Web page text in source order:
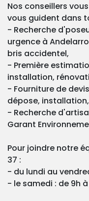
Nos conseillers
vous guident dans
- Recherche
urgence à
bris accidentel,
- Première
installation,
- Fourniture de
dépose, installation,
- Recherche
Garant
Pour joindre notre
37 :
- du lundi au
- le samedi : de 9h à